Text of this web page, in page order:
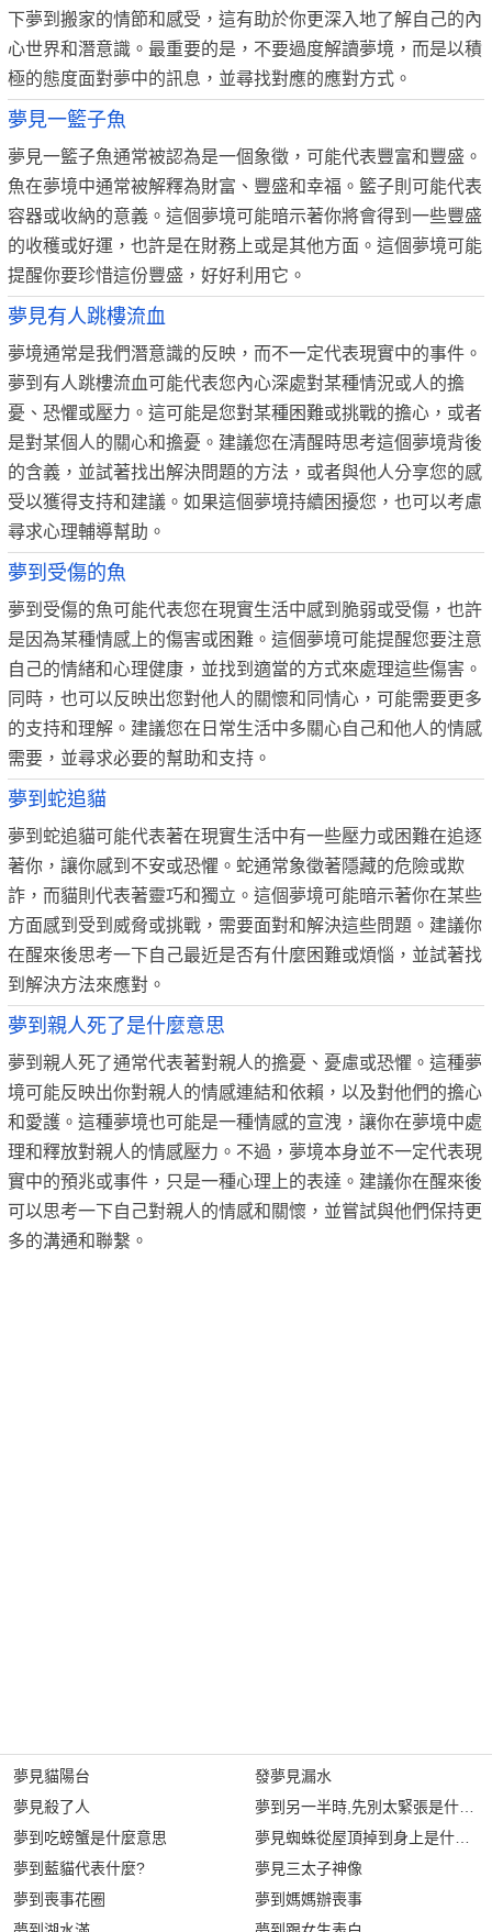
下夢到搬家的情節和感受，這有助於你更深入地了解自己的內
心世界和潛意識。最重要的是，不要過度解讀夢境，而是以積
極的態度面對夢中的訊息，並尋找對應的應對方式。
夢見一籃子魚
夢見一籃子魚通常被認為是一個象徵，可能代表豐富和豐盛。
魚在夢境中通常被解釋為財富、豐盛和幸福。籃子則可能代表
容器或收納的意義。這個夢境可能暗示著你將會得到一些豐盛
的收穫或好運，也許是在財務上或是其他方面。這個夢境可能
提醒你要珍惜這份豐盛，好好利用它。
夢見有人跳樓流血
夢境通常是我們潛意識的反映，而不一定代表現實中的事件。
夢到有人跳樓流血可能代表您內心深處對某種情況或人的擔
憂、恐懼或壓力。這可能是您對某種困難或挑戰的擔心，或者
是對某個人的關心和擔憂。建議您在清醒時思考這個夢境背後
的含義，並試著找出解決問題的方法，或者與他人分享您的感
受以獲得支持和建議。如果這個夢境持續困擾您，也可以考慮
尋求心理輔導幫助。
夢到受傷的魚
夢到受傷的魚可能代表您在現實生活中感到脆弱或受傷，也許
是因為某種情感上的傷害或困難。這個夢境可能提醒您要注意
自己的情緒和心理健康，並找到適當的方式來處理這些傷害。
同時，也可以反映出您對他人的關懷和同情心，可能需要更多
的支持和理解。建議您在日常生活中多關心自己和他人的情感
需要，並尋求必要的幫助和支持。
夢到蛇追貓
夢到蛇追貓可能代表著在現實生活中有一些壓力或困難在追逐
著你，讓你感到不安或恐懼。蛇通常象徵著隱藏的危險或欺
詐，而貓則代表著靈巧和獨立。這個夢境可能暗示著你在某些
方面感到受到威脅或挑戰，需要面對和解決這些問題。建議你
在醒來後思考一下自己最近是否有什麼困難或煩惱，並試著找
到解決方法來應對。
夢到親人死了是什麼意思
夢到親人死了通常代表著對親人的擔憂、憂慮或恐懼。這種夢
境可能反映出你對親人的情感連結和依賴，以及對他們的擔心
和愛護。這種夢境也可能是一種情感的宣洩，讓你在夢境中處
理和釋放對親人的情感壓力。不過，夢境本身並不一定代表現
實中的預兆或事件，只是一種心理上的表達。建議你在醒來後
可以思考一下自己對親人的情感和關懷，並嘗試與他們保持更
多的溝通和聯繫。
夢見貓陽台
夢見殺了人
夢到吃螃蟹是什麼意思
夢到藍貓代表什麼?
夢到喪事花圈
發夢見漏水
夢到另一半時,先別太緊張是什麼
夢見蜘蛛從屋頂掉到身上是什麼意
夢見三太子神像
夢到媽媽辦喪事